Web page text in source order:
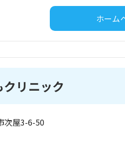
ホーム
リニック
次屋3-6-50